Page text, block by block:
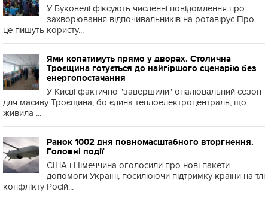
У Буковелі фіксують численні повідомлення про
захворювання відпочивальників на ротавірус Про
це пишуть користу...
Ями копатимуть прямо у дворах. Столична
Троєщина готується до найгіршого сценарію без
енергопостачання
У Києві фактично "завершили" опалювальний сезон
для масиву Троєщина, бо єдина теплоелектроцентраль, що
живила ...
Ранок 1002 дня повномасштабного вторгнення.
Головні події
США і Німеччина оголосили про нові пакети
допомоги Україні, посилюючи підтримку країни на тлі
конфлікту Росій...